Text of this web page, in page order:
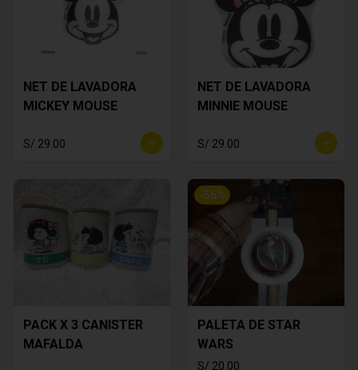
NET DE LAVADORA
MICKEY MOUSE
S/ 29.00
NET DE LAVADORA
MINNIE MOUSE
S/ 29.00
PACK X 3 CANISTER
MAFALDA
-56%
PALETA DE STAR
WARS
S/ 20.00